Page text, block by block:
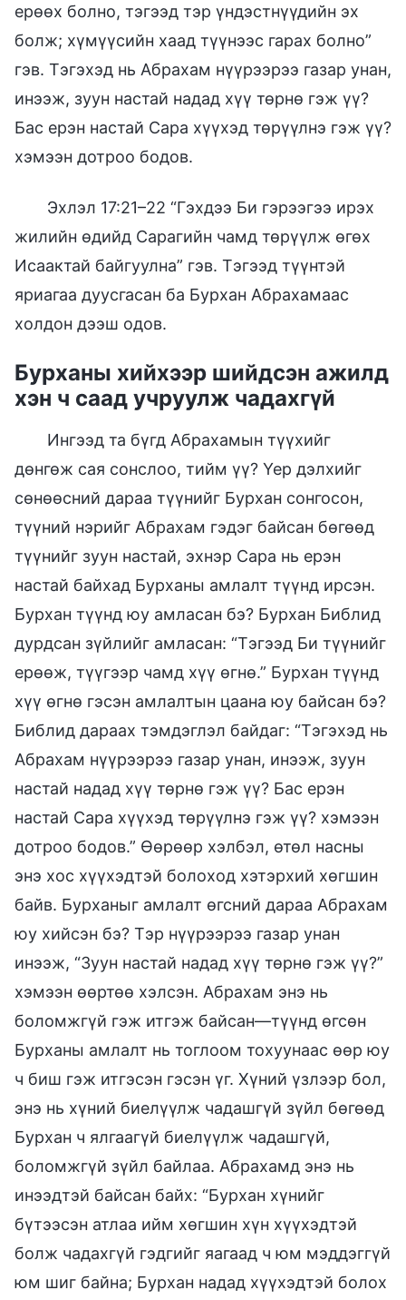
ерөөх болно, тэгээд тэр үндэстнүүдийн эх
болж; хүмүүсийн хаад түүнээс гарах болно”
гэв. Тэгэхэд нь Абрахам нүүрээрээ газар унан,
инээж, зуун настай надад хүү төрнө гэж үү?
Бас ерэн настай Сара хүүхэд төрүүлнэ гэж үү?
хэмээн дотроо бодов.
Эхлэл 17:21–22 “Гэхдээ Би гэрээгээ ирэх
жилийн өдийд Сарагийн чамд төрүүлж өгөх
Исаактай байгуулна” гэв. Тэгээд түүнтэй
яриагаа дуусгасан ба Бурхан Абрахамаас
холдон дээш одов.
Бурханы хийхээр шийдсэн ажилд
хэн ч саад учруулж чадахгүй
Ингээд та бүгд Абрахамын түүхийг
дөнгөж сая сонслоо, тийм үү? Үер дэлхийг
сөнөөсний дараа түүнийг Бурхан сонгосон,
түүний нэрийг Абрахам гэдэг байсан бөгөөд
түүнийг зуун настай, эхнэр Сара нь ерэн
настай байхад Бурханы амлалт түүнд ирсэн.
Бурхан түүнд юу амласан бэ? Бурхан Библид
дурдсан зүйлийг амласан: “Тэгээд Би түүнийг
ерөөж, түүгээр чамд хүү өгнө.” Бурхан түүнд
хүү өгнө гэсэн амлалтын цаана юу байсан бэ?
Библид дараах тэмдэглэл байдаг: “Тэгэхэд нь
Абрахам нүүрээрээ газар унан, инээж, зуун
настай надад хүү төрнө гэж үү? Бас ерэн
настай Сара хүүхэд төрүүлнэ гэж үү? хэмээн
дотроо бодов.” Өөрөөр хэлбэл, өтөл насны
энэ хос хүүхэдтэй болоход хэтэрхий хөгшин
байв. Бурханыг амлалт өгсний дараа Абрахам
юу хийсэн бэ? Тэр нүүрээрээ газар унан
инээж, “Зуун настай надад хүү төрнө гэж үү?”
хэмээн өөртөө хэлсэн. Абрахам энэ нь
боломжгүй гэж итгэж байсан—түүнд өгсөн
Бурханы амлалт нь тоглоом тохуунаас өөр юу
ч биш гэж итгэсэн гэсэн үг. Хүний үзлээр бол,
энэ нь хүний биелүүлж чадашгүй зүйл бөгөөд
Бурхан ч ялгаагүй биелүүлж чадашгүй,
боломжгүй зүйл байлаа. Абрахамд энэ нь
инээдтэй байсан байх: “Бурхан хүнийг
бүтээсэн атлаа ийм хөгшин хүн хүүхэдтэй
болж чадахгүй гэдгийг яагаад ч юм мэддэггүй
юм шиг байна; Бурхан надад хүүхэдтэй болох